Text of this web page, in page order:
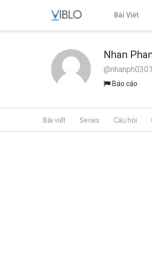
Bài Viết
Nhan
@nhanph0301
Báo cáo
Bài viết Series Câu hỏi